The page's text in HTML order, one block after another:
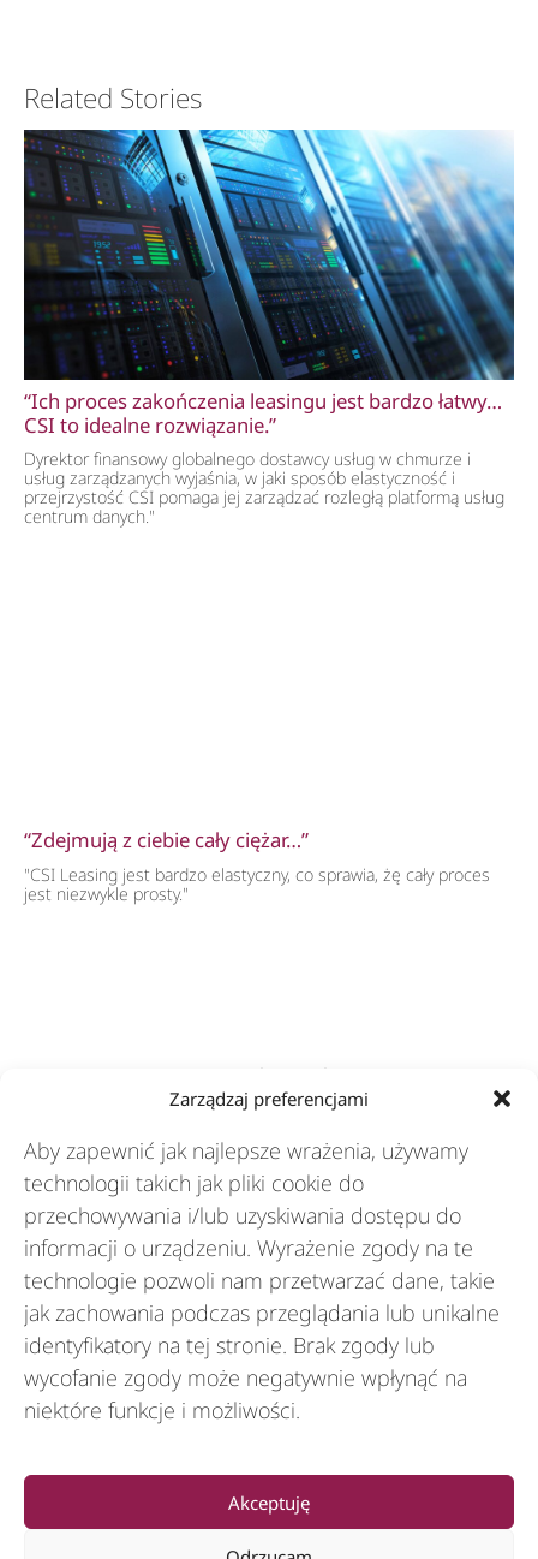
Zarządzaj preferencjami
Aby zapewnić jak najlepsze wrażenia, używamy
technologii takich jak pliki cookie do
przechowywania i/lub uzyskiwania dostępu do
informacji o urządzeniu. Wyrażenie zgody na te
technologie pozwoli nam przetwarzać dane, takie
jak zachowania podczas przeglądania lub unikalne
identyfikatory na tej stronie. Brak zgody lub
wycofanie zgody może negatywnie wpłynąć na
niektóre funkcje i możliwości.
Akceptuję
Related Stories
“Ich proces zakończenia leasingu jest bardzo łatwy…
CSI to idealne rozwiązanie.”
Dyrektor finansowy globalnego dostawcy usług w chmurze i
usług zarządzanych wyjaśnia, w jaki sposób elastyczność i
przejrzystość CSI pomaga jej zarządzać rozległą platformą usług
centrum danych."
“Zdejmują z ciebie cały ciężar…”
"CSI Leasing jest bardzo elastyczny, co sprawia, żę cały proces
jest niezwykle prosty."
Rozwiązania
Branże
Zasoby
O nas